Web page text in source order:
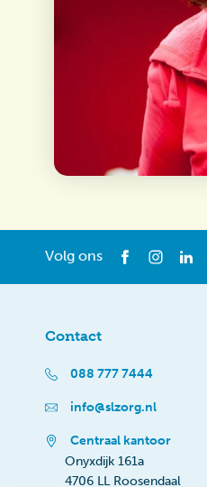
Volg ons
Contact
088 777 7444
info@slzorg.nl
Centraal kantoor
Onyxdijk 161a
4706 LL Roosendaal